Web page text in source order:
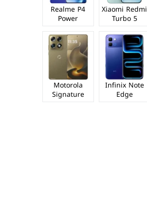
Xiaomi Redmi
Turbo 5
Realme P4
Power
Infinix Note
Edge
Motorola
Signature